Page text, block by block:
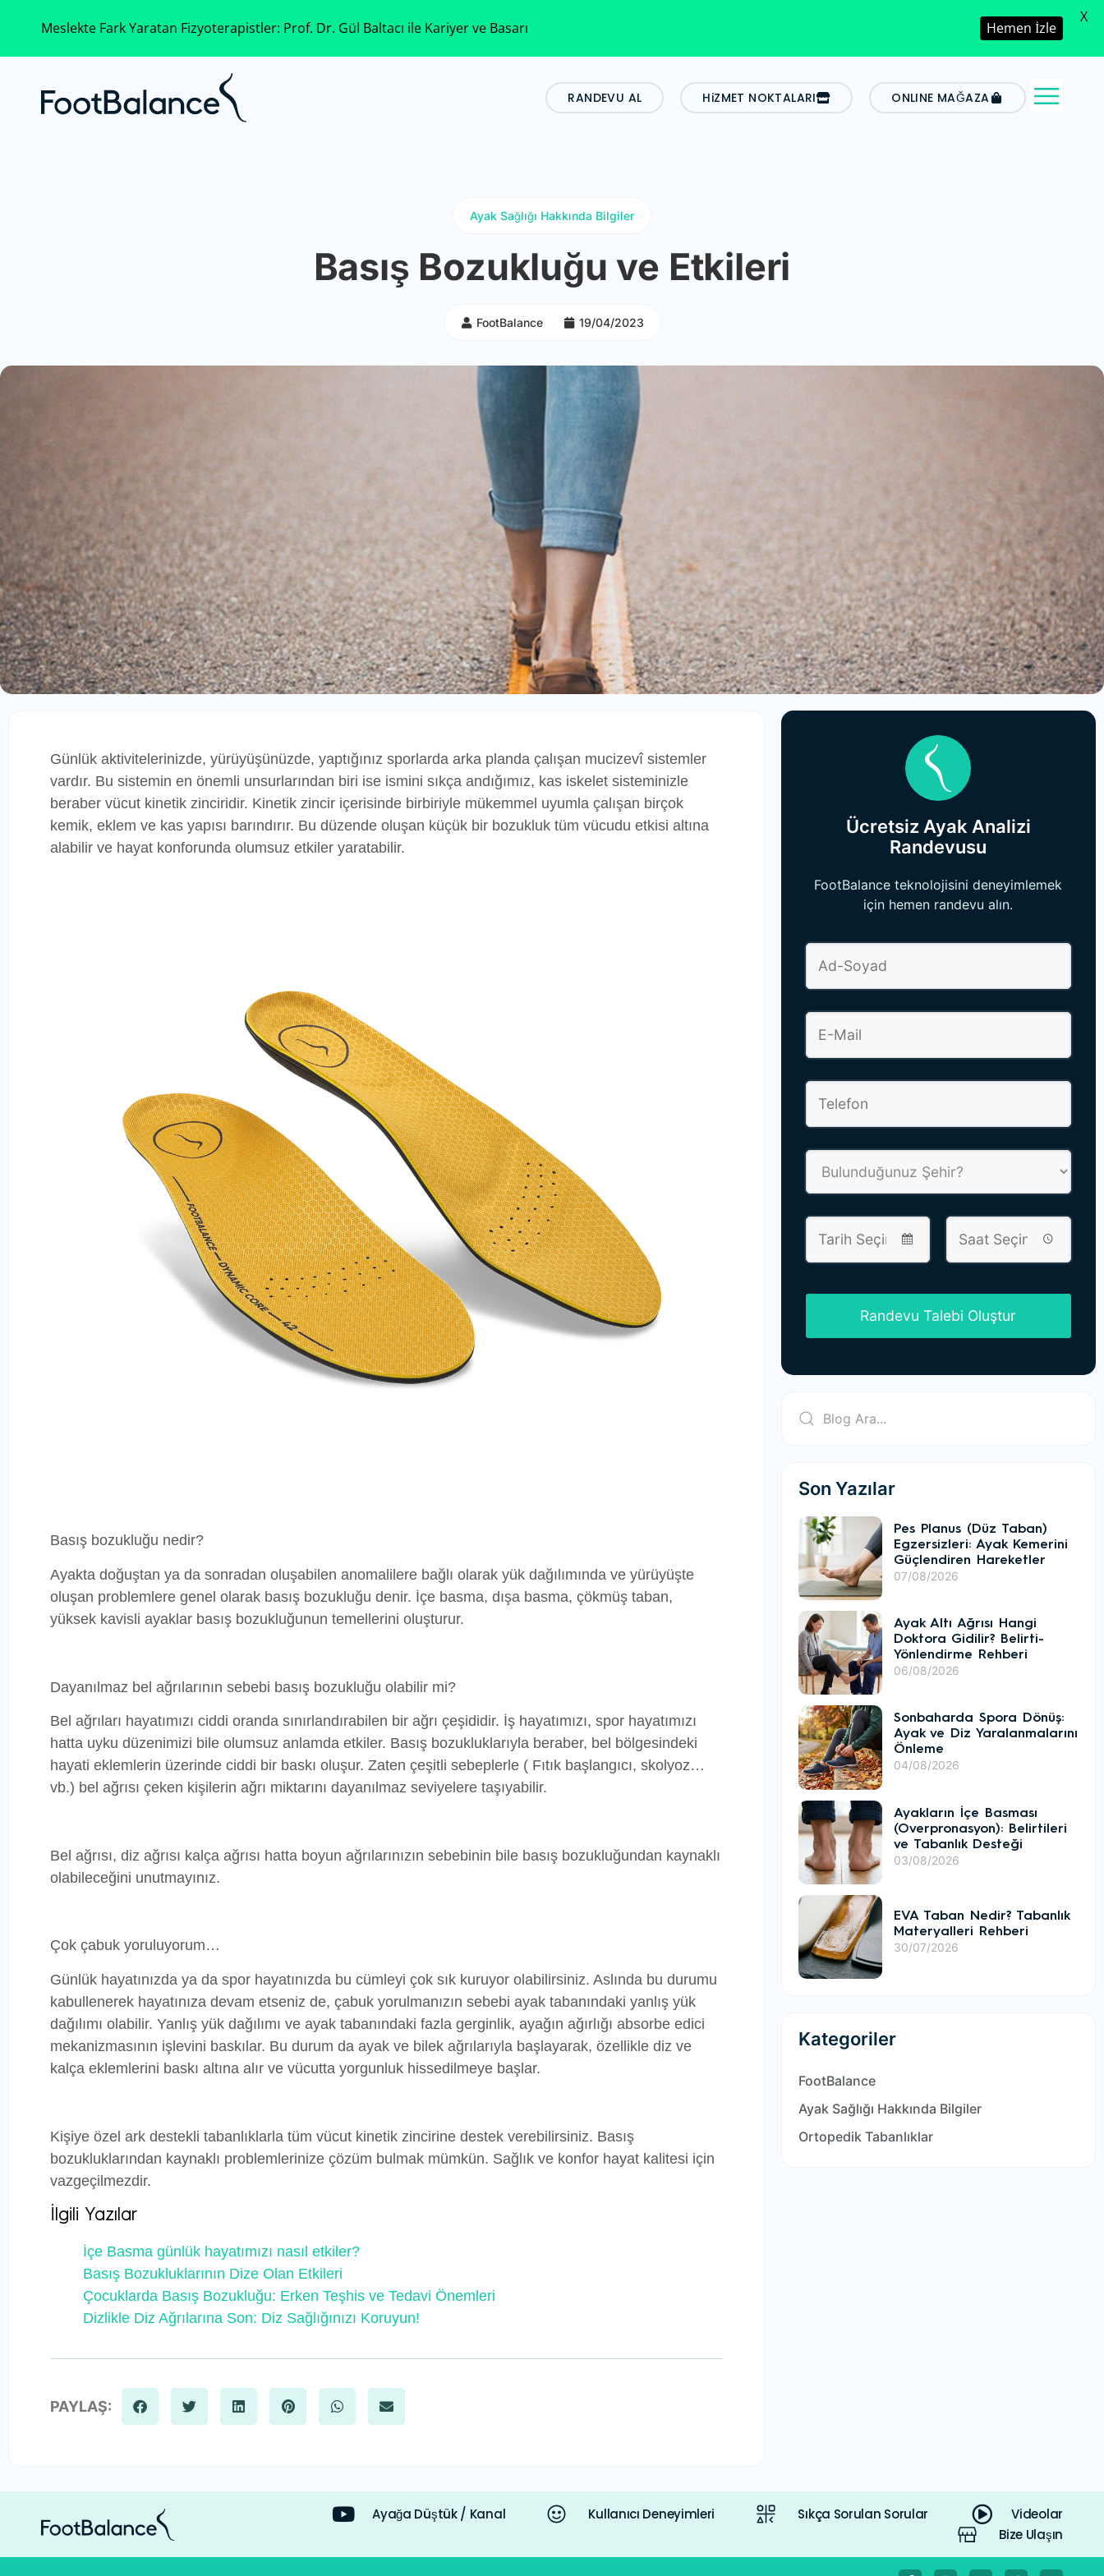
RANDEVU AL HiZMET NOKTALARI ONLINE MAĞAZA
Ayak Sağlığı Hakkında Bilgiler
Basış Bozukluğu ve Etkileri
FootBalance 19/04/2023
Günlük aktivitelerinizde, yürüyüşünüzde, yaptığınız sporlarda arka planda çalışan mucizevî sistemler
vardır. Bu sistemin en önemli unsurlarından biri ise ismini sıkça andığımız, kas iskelet sisteminizle
beraber vücut kinetik zinciridir. Kinetik zincir içerisinde birbiriyle mükemmel uyumla çalışan birçok
kemik, eklem ve kas yapısı barındırır. Bu düzende oluşan küçük bir bozukluk tüm vücudu etkisi altına
alabilir ve hayat konforunda olumsuz etkiler yaratabilir.
Basış bozukluğu nedir?
Ayakta doğuştan ya da sonradan oluşabilen anomalilere bağlı olarak yük dağılımında ve yürüyüşte
oluşan problemlere genel olarak basış bozukluğu denir. İçe basma, dışa basma, çökmüş taban,
yüksek kavisli ayaklar basış bozukluğunun temellerini oluşturur.
Dayanılmaz bel ağrılarının sebebi basış bozukluğu olabilir mi?
Bel ağrıları hayatımızı ciddi oranda sınırlandırabilen bir ağrı çeşididir. İş hayatımızı, spor hayatımızı
hatta uyku düzenimizi bile olumsuz anlamda etkiler. Basış bozukluklarıyla beraber, bel bölgesindeki
hayati eklemlerin üzerinde ciddi bir baskı oluşur. Zaten çeşitli sebeplerle ( Fıtık başlangıcı, skolyoz…
vb.) bel ağrısı çeken kişilerin ağrı miktarını dayanılmaz seviyelere taşıyabilir.
Bel ağrısı, diz ağrısı kalça ağrısı hatta boyun ağrılarınızın sebebinin bile basış bozukluğundan kaynaklı
olabileceğini unutmayınız.
Çok çabuk yoruluyorum…
Günlük hayatınızda ya da spor hayatınızda bu cümleyi çok sık kuruyor olabilirsiniz. Aslında bu durumu
kabullenerek hayatınıza devam etseniz de, çabuk yorulmanızın sebebi ayak tabanındaki yanlış yük
dağılımı olabilir. Yanlış yük dağılımı ve ayak tabanındaki fazla gerginlik, ayağın ağırlığı absorbe edici
mekanizmasının işlevini baskılar. Bu durum da ayak ve bilek ağrılarıyla başlayarak, özellikle diz ve
kalça eklemlerini baskı altına alır ve vücutta yorgunluk hissedilmeye başlar.
Kişiye özel ark destekli tabanlıklarla tüm vücut kinetik zincirine destek verebilirsiniz. Basış
bozukluklarından kaynaklı problemlerinize çözüm bulmak mümkün. Sağlık ve konfor hayat kalitesi için
vazgeçilmezdir.
İlgili Yazılar
İçe Basma günlük hayatımızı nasıl etkiler?
Basış Bozukluklarının Dize Olan Etkileri
Çocuklarda Basış Bozukluğu: Erken Teşhis ve Tedavi Önemleri
Dizlikle Diz Ağrılarına Son: Diz Sağlığınızı Koruyun!
PAYLAŞ:
Ücretsiz Ayak Analizi
Randevusu
FootBalance teknolojisini deneyimlemek
için hemen randevu alın.
Randevu Talebi Oluştur
blank
Son Yazılar
Pes Planus (Düz Taban)
Egzersizleri: Ayak Kemerini
Güçlendiren Hareketler
07/08/2026
Ayak Altı Ağrısı Hangi
Doktora Gidilir? Belirti-
Yönlendirme Rehberi
06/08/2026
Sonbaharda Spora Dönüş:
Ayak ve Diz Yaralanmalarını
Önleme
04/08/2026
Ayakların İçe Basması
(Overpronasyon): Belirtileri
ve Tabanlık Desteği
03/08/2026
EVA Taban Nedir? Tabanlık
Materyalleri Rehberi
30/07/2026
Kategoriler
FootBalance
Ayak Sağlığı Hakkında Bilgiler
Ortopedik Tabanlıklar
Ayağa Düştük / Kanal Kullanıcı Deneyimleri Sıkça Sorulan Sorular
Videolar
Bize Ulaşın
Meslekte Fark Yaratan Fizyoterapistler: Prof. Dr. Gül Baltacı ile Kariyer ve Basarı Hemen İzle
X